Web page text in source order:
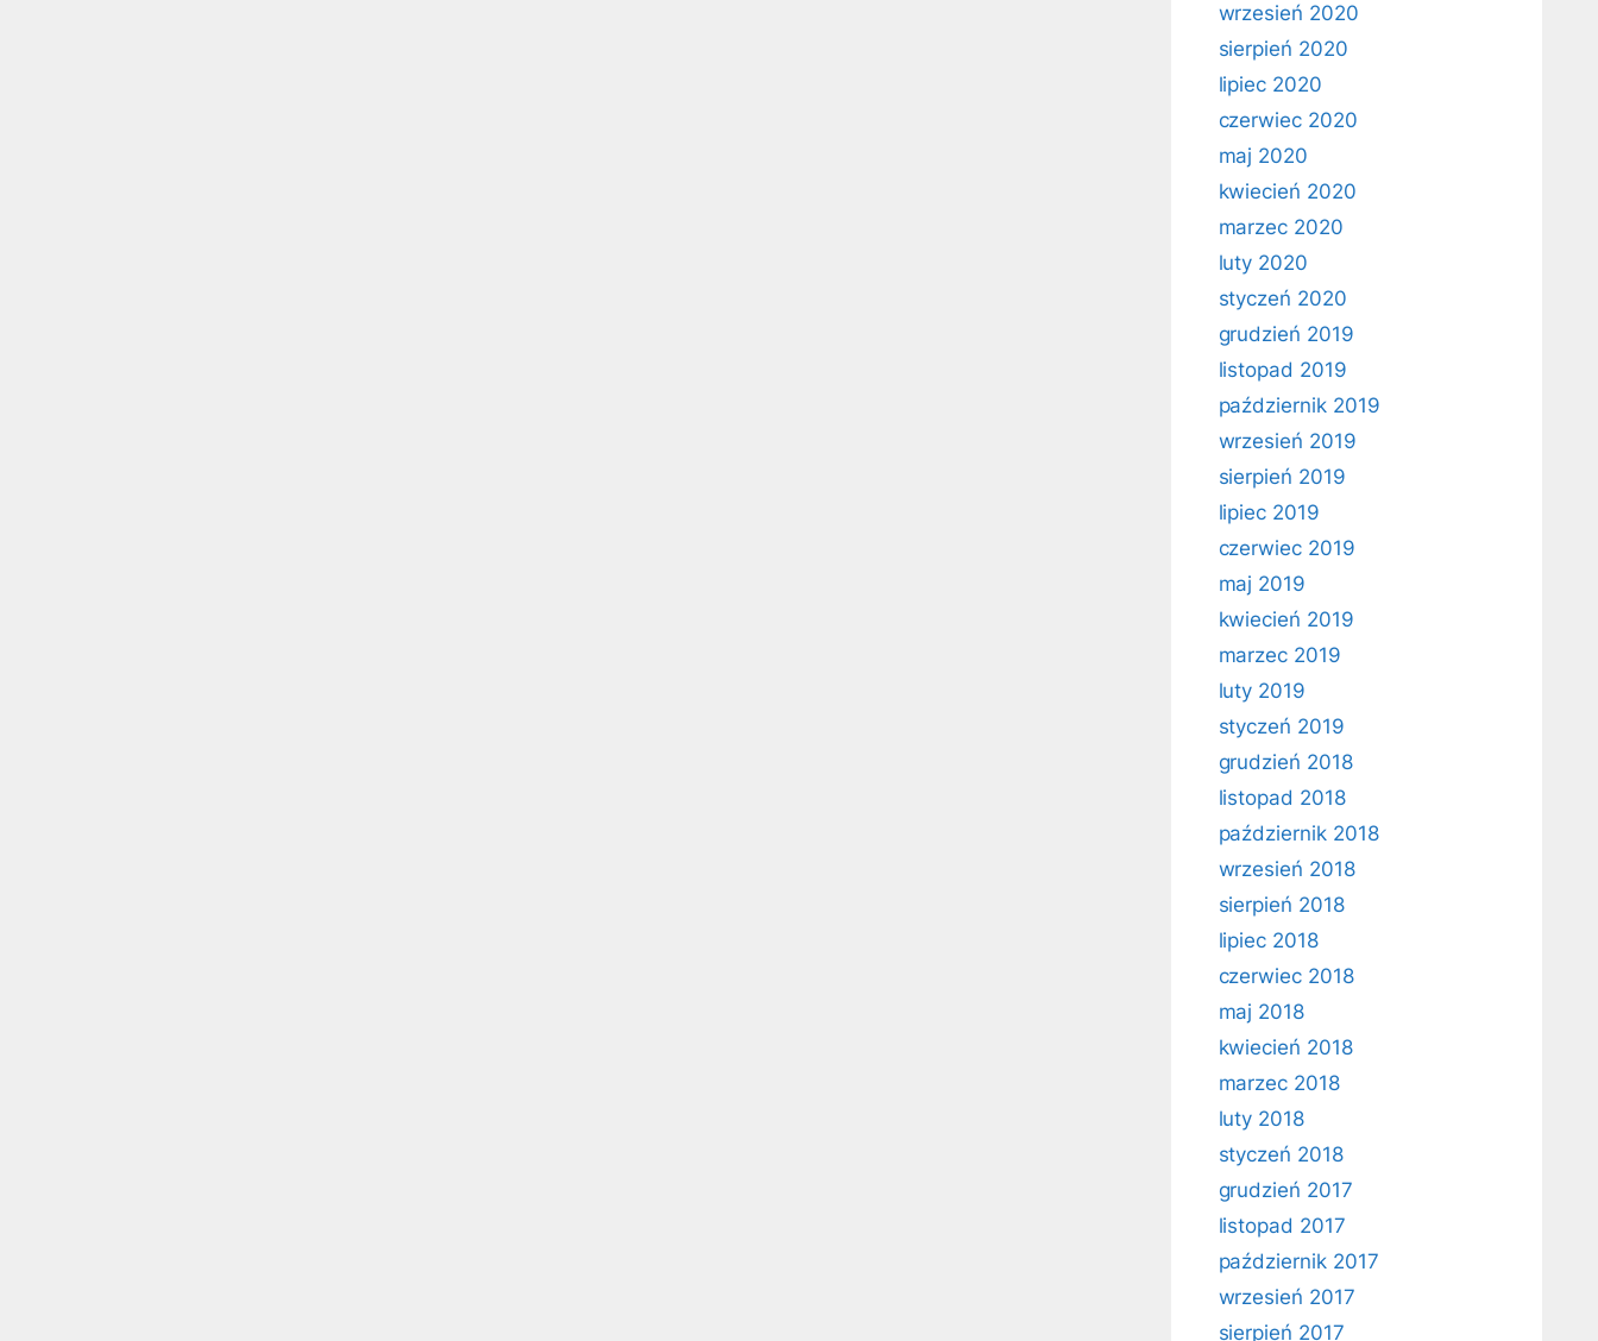
wrzesień 2020
sierpień 2020
lipiec 2020
czerwiec 2020
maj 2020
kwiecień 2020
marzec 2020
luty 2020
styczeń 2020
grudzień 2019
listopad 2019
październik 2019
wrzesień 2019
sierpień 2019
lipiec 2019
czerwiec 2019
maj 2019
kwiecień 2019
marzec 2019
luty 2019
styczeń 2019
grudzień 2018
listopad 2018
październik 2018
wrzesień 2018
sierpień 2018
lipiec 2018
czerwiec 2018
maj 2018
kwiecień 2018
marzec 2018
luty 2018
styczeń 2018
grudzień 2017
listopad 2017
październik 2017
wrzesień 2017
sierpień 2017